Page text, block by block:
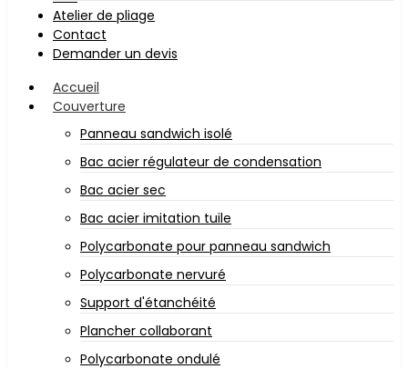
Atelier de pliage
Contact
Demander un devis
Accueil
Couverture
Panneau sandwich isolé
Bac acier régulateur de condensation
Bac acier sec
Bac acier imitation tuile
Polycarbonate pour panneau sandwich
Polycarbonate nervuré
Support d'étanchéité
Plancher collaborant
Polycarbonate ondulé